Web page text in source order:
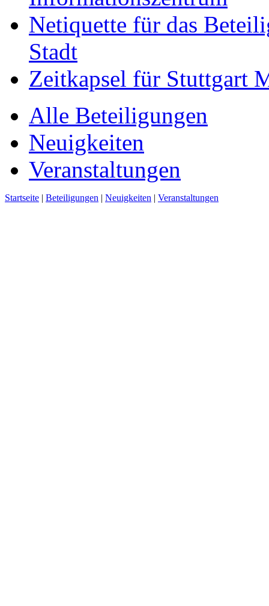
Netiquette für das
Stadt
Zeitkapsel für Stuttgart
Alle Beteiligungen
Neuigkeiten
Veranstaltungen
Startseite | Beteiligungen | Neuigkeiten | Veranstaltungen